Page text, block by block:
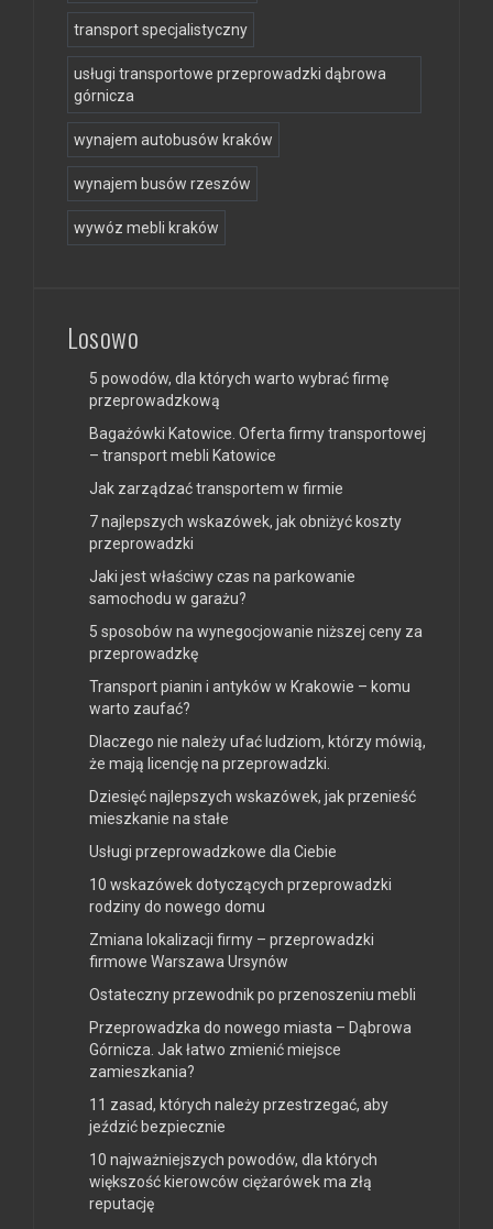
transport specjalistyczny
usługi transportowe przeprowadzki dąbrowa
górnicza
wynajem autobusów kraków
wynajem busów rzeszów
wywóz mebli kraków
Losowo
5 powodów, dla których warto wybrać firmę
przeprowadzkową
Bagażówki Katowice. Oferta firmy transportowej
– transport mebli Katowice
Jak zarządzać transportem w firmie
7 najlepszych wskazówek, jak obniżyć koszty
przeprowadzki
Jaki jest właściwy czas na parkowanie
samochodu w garażu?
5 sposobów na wynegocjowanie niższej ceny za
przeprowadzkę
Transport pianin i antyków w Krakowie – komu
warto zaufać?
Dlaczego nie należy ufać ludziom, którzy mówią,
że mają licencję na przeprowadzki.
Dziesięć najlepszych wskazówek, jak przenieść
mieszkanie na stałe
Usługi przeprowadzkowe dla Ciebie
10 wskazówek dotyczących przeprowadzki
rodziny do nowego domu
Zmiana lokalizacji firmy – przeprowadzki
firmowe Warszawa Ursynów
Ostateczny przewodnik po przenoszeniu mebli
Przeprowadzka do nowego miasta – Dąbrowa
Górnicza. Jak łatwo zmienić miejsce
zamieszkania?
11 zasad, których należy przestrzegać, aby
jeździć bezpiecznie
10 najważniejszych powodów, dla których
większość kierowców ciężarówek ma złą
reputację